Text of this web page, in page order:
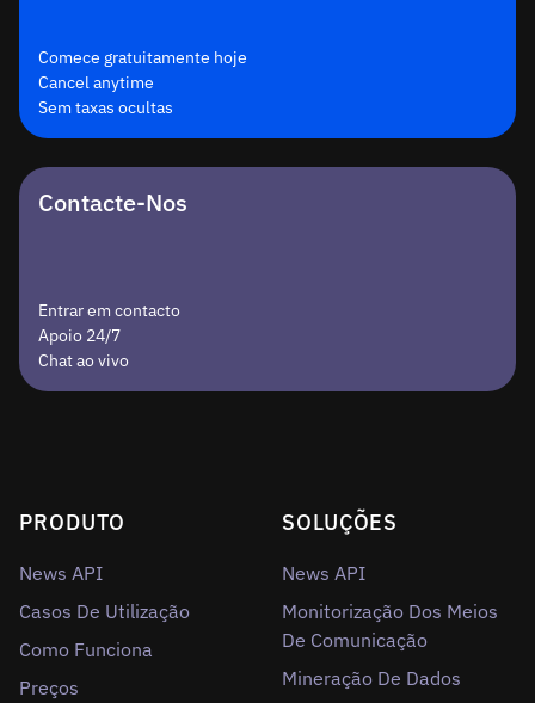
Comece gratuitamente hoje
Cancel anytime
Sem taxas ocultas
Contacte-Nos
Entrar em contacto
Apoio 24/7
Chat ao vivo
PRODUTO
News API
Casos De Utilização
Como Funciona
Preços
SOLUÇÕES
News API
Monitorização Dos Meios
De Comunicação
Mineração De Dados